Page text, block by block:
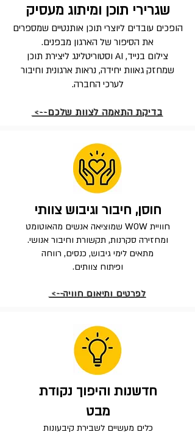
שגרירי תוכן ומיתוג מעסיק
הופכים עובדים ליוצרי תוכן אותנטיים שמספרים
את הסיפור של הארגון מבפנים.
צילום בנייד, AI וסטוריטלינג ליצירת תוכן
שמחזק גאוות יחידה, נראות ארגונית וחיבור
לערכי החברה.
בדיקת התאמה לצוות שלכם-->
חוסן, חיבור וגיבוש צוותי
חוויית WOW שמוציאה אנשים מהאוטומט
ומחזירה סקרנות, תקשורת וחיבור אנושי.
מתאים לימי גיבוש, כנסים, רווחה
ופיתוח צוותים.
לפרטים ותיאום חוויה-->
חדשנות והיפוך נקודת
מבט
כלים מעשיים לשבירת קיבעונות